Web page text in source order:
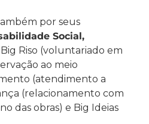
por seus
Social,
Big Riso (voluntariado em
ao meio
(atendimento a
(relacionamento com
das obras) e Big Ideias